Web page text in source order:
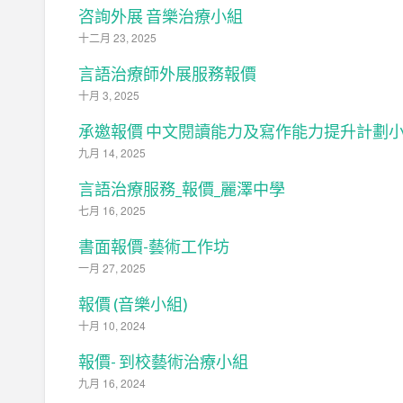
咨詢外展 音樂治療小組
十二月 23, 2025
言語治療師外展服務報價
十月 3, 2025
承邀報價 中文閱讀能力及寫作能力提升計劃
九月 14, 2025
言語治療服務_報價_麗澤中學
七月 16, 2025
書面報價-藝術工作坊
一月 27, 2025
報價 (音樂小組)
十月 10, 2024
報價- 到校藝術治療小組
九月 16, 2024